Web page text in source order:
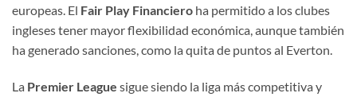
europeas. El Fair Play Financiero ha permitido a los clubes
ingleses tener mayor flexibilidad económica, aunque también
ha generado sanciones, como la quita de puntos al Everton.
La Premier League sigue siendo la liga más competitiva y